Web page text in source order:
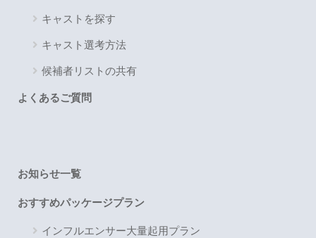
キャストを探す
キャスト選考方法
候補者リストの共有
よくあるご質問
お知らせ一覧
おすすめパッケージプラン
インフルエンサー大量起用プラン